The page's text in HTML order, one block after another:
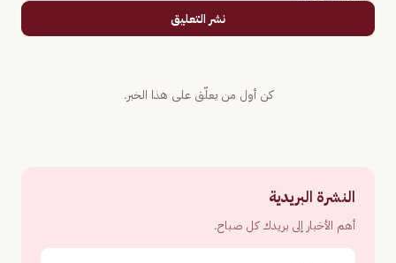
نشر التعليق
كن أول من يعلّق على هذا الخبر.
النشرة البريدية
أهم الأخبار إلى بريدك كل صباح.